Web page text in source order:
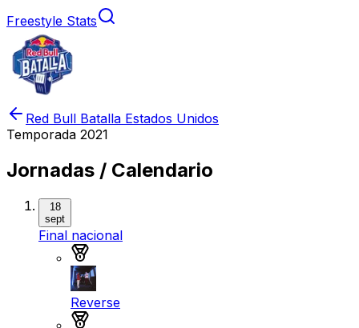
Freestyle Stats
Red Bull Batalla Estados Unidos
Temporada 2021
Jornadas / Calendario
18
sept
Final nacional
Reverse